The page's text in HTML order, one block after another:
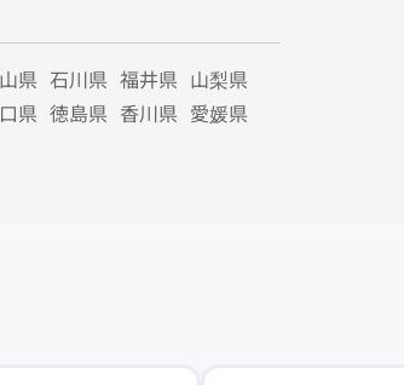
県 石川県 福井県 山梨県
県 徳島県 香川県 愛媛県